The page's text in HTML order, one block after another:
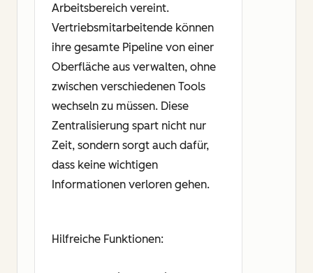
Arbeitsbereich vereint.
Vertriebsmitarbeitende können
ihre gesamte Pipeline von einer
Oberfläche aus verwalten, ohne
zwischen verschiedenen Tools
wechseln zu müssen. Diese
Zentralisierung spart nicht nur
Zeit, sondern sorgt auch dafür,
dass keine wichtigen
Informationen verloren gehen.
Hilfreiche Funktionen: